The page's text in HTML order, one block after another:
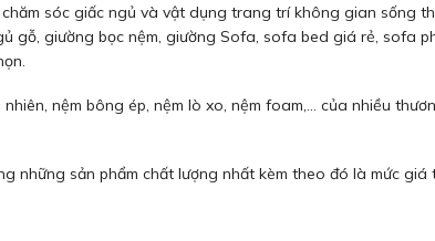
chăm sóc giấc ngủ và vật dụng trang trí không gian sống
gỗ, giường bọc nệm, giường Sofa, sofa bed giá rẻ, sofa
nệm bông ép, nệm lò xo, nệm foam,… của nhiều
những sản phẩm chất lượng nhất kèm theo đó là mức